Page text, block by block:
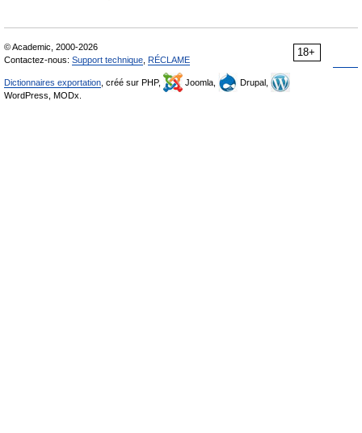
18+
© Academic, 2000-2026
Contactez-nous: Support technique RÉCLAME
Dictionnaires exportation , créé sur PHP, Joomla,
Drupal,
WordPress, MODx.